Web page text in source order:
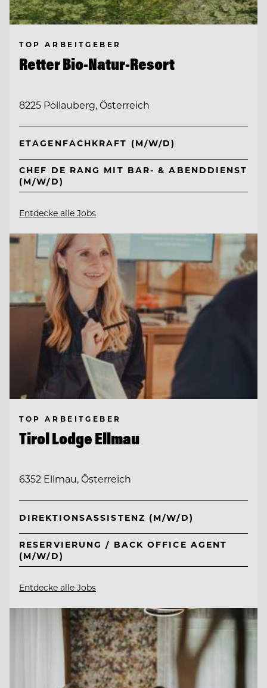
TOP ARBEITGEBER
Retter Bio-Natur-Resort
8225 Pöllauberg, Österreich
ETAGENFACHKRAFT (M/W/D)
CHEF DE RANG MIT BAR- & ABENDDIENST
(M/W/D)
Entdecke alle Jobs
TOP ARBEITGEBER
Tirol Lodge Ellmau
6352 Ellmau, Österreich
DIREKTIONSASSISTENZ (M/W/D)
RESERVIERUNG / BACK OFFICE AGENT
(M/W/D)
Entdecke alle Jobs